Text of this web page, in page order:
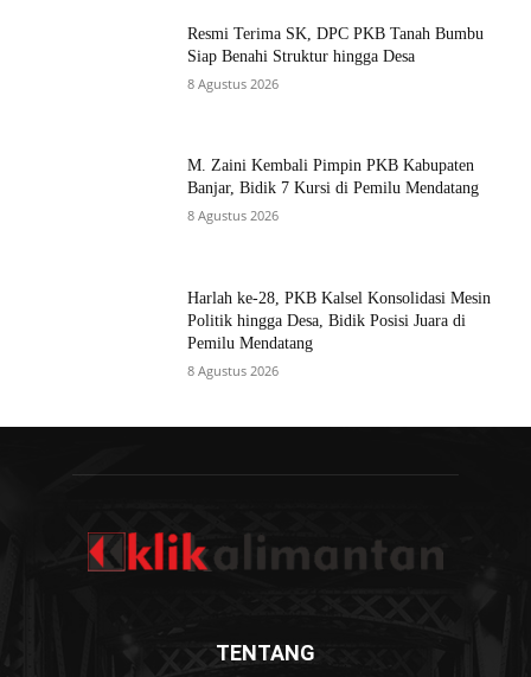
Resmi Terima SK, DPC PKB Tanah Bumbu
Siap Benahi Struktur hingga Desa
8 Agustus 2026
M. Zaini Kembali Pimpin PKB Kabupaten
Banjar, Bidik 7 Kursi di Pemilu Mendatang
8 Agustus 2026
Harlah ke-28, PKB Kalsel Konsolidasi Mesin
Politik hingga Desa, Bidik Posisi Juara di
Pemilu Mendatang
8 Agustus 2026
TENTANG